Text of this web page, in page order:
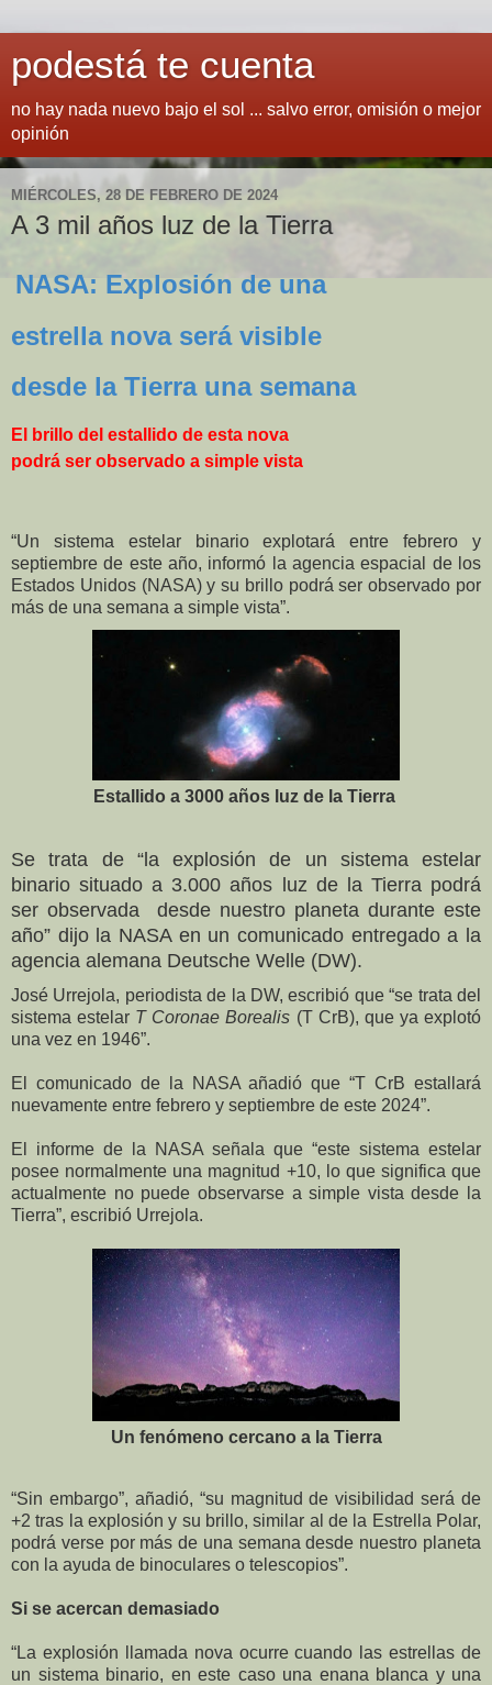
podestá te cuenta
no hay nada nuevo bajo el sol ... salvo error, omisión o mejor
opinión
MIÉRCOLES, 28 DE FEBRERO DE 2024
A 3 mil años luz de la Tierra
NASA: Explosión de una
estrella nova será visible
desde la Tierra una semana
El brillo del estallido de esta nova
podrá ser observado a simple vista
“Un sistema estelar binario explotará entre febrero y
septiembre de este año, informó la agencia espacial de los
Estados Unidos (NASA) y su brillo podrá ser observado por
más de una semana a simple vista”.
Estallido a 3000 años luz de la Tierra
Se trata de “la explosión de un sistema estelar
binario situado a 3.000 años luz de la Tierra podrá
ser observada desde nuestro planeta durante este
año” dijo la NASA en un comunicado entregado a la
agencia alemana Deutsche Welle (DW).
José Urrejola, periodista de la DW, escribió que “se trata del
sistema estelar T Coronae Borealis (T CrB), que ya explotó
una vez en 1946”.
El comunicado de la NASA añadió que “T CrB estallará
nuevamente entre febrero y septiembre de este 2024”.
El informe de la NASA señala que “este sistema estelar
posee normalmente una magnitud +10, lo que significa que
actualmente no puede observarse a simple vista desde la
Tierra”, escribió Urrejola.
Un fenómeno cercano a la Tierra
“Sin embargo”, añadió, “su magnitud de visibilidad será de
+2 tras la explosión y su brillo, similar al de la Estrella Polar,
podrá verse por más de una semana desde nuestro planeta
con la ayuda de binoculares o telescopios”.
Si se acercan demasiado
“La explosión llamada nova ocurre cuando las estrellas de
un sistema binario, en este caso una enana blanca y una